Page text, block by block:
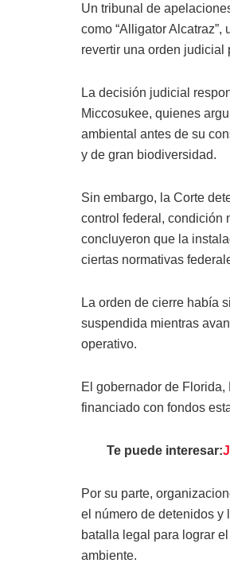
Un tribunal de
como “Alligator
revertir una orden judicial
La decisión judicial
Miccosukee, quienes
ambiental antes de su
y de gran biodiversidad.
Sin embargo, la Corte
control federal, condición
concluyeron que la
ciertas normativas
La orden de cierre había
suspendida mientras
operativo.
El gobernador de
financiado con fondos
Te puede interesar:
Por su parte,
el número de detenidos y
batalla legal para lograr
ambiente.